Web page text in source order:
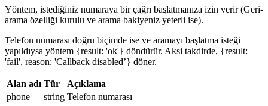
Yöntem, istediğiniz numaraya bir çağrı başlatmanıza izin verir (Geri-
arama özelliği kurulu ve arama bakiyeniz yeterli ise).
Telefon numarası doğru biçimde ise ve aramayı başlatma isteği
yapıldıysa yöntem {result: 'ok'} döndürür. Aksi takdirde, {result:
'fail', reason: 'Callback disabled’} döner.
Alan adı Tür
Açıklama
phone
string Telefon numarası